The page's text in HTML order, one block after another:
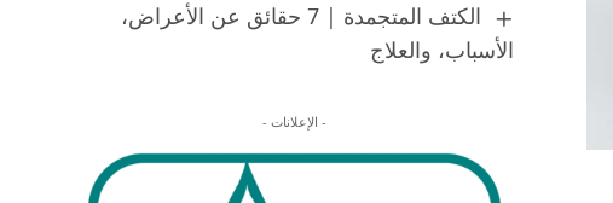
الكتف المتجمدة | 7 حقائق عن الأعراض،
الأسباب، والعلاج
- الإعلانات -